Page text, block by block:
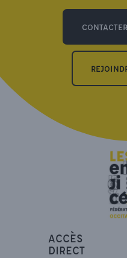
ACCÈS
DIRECT